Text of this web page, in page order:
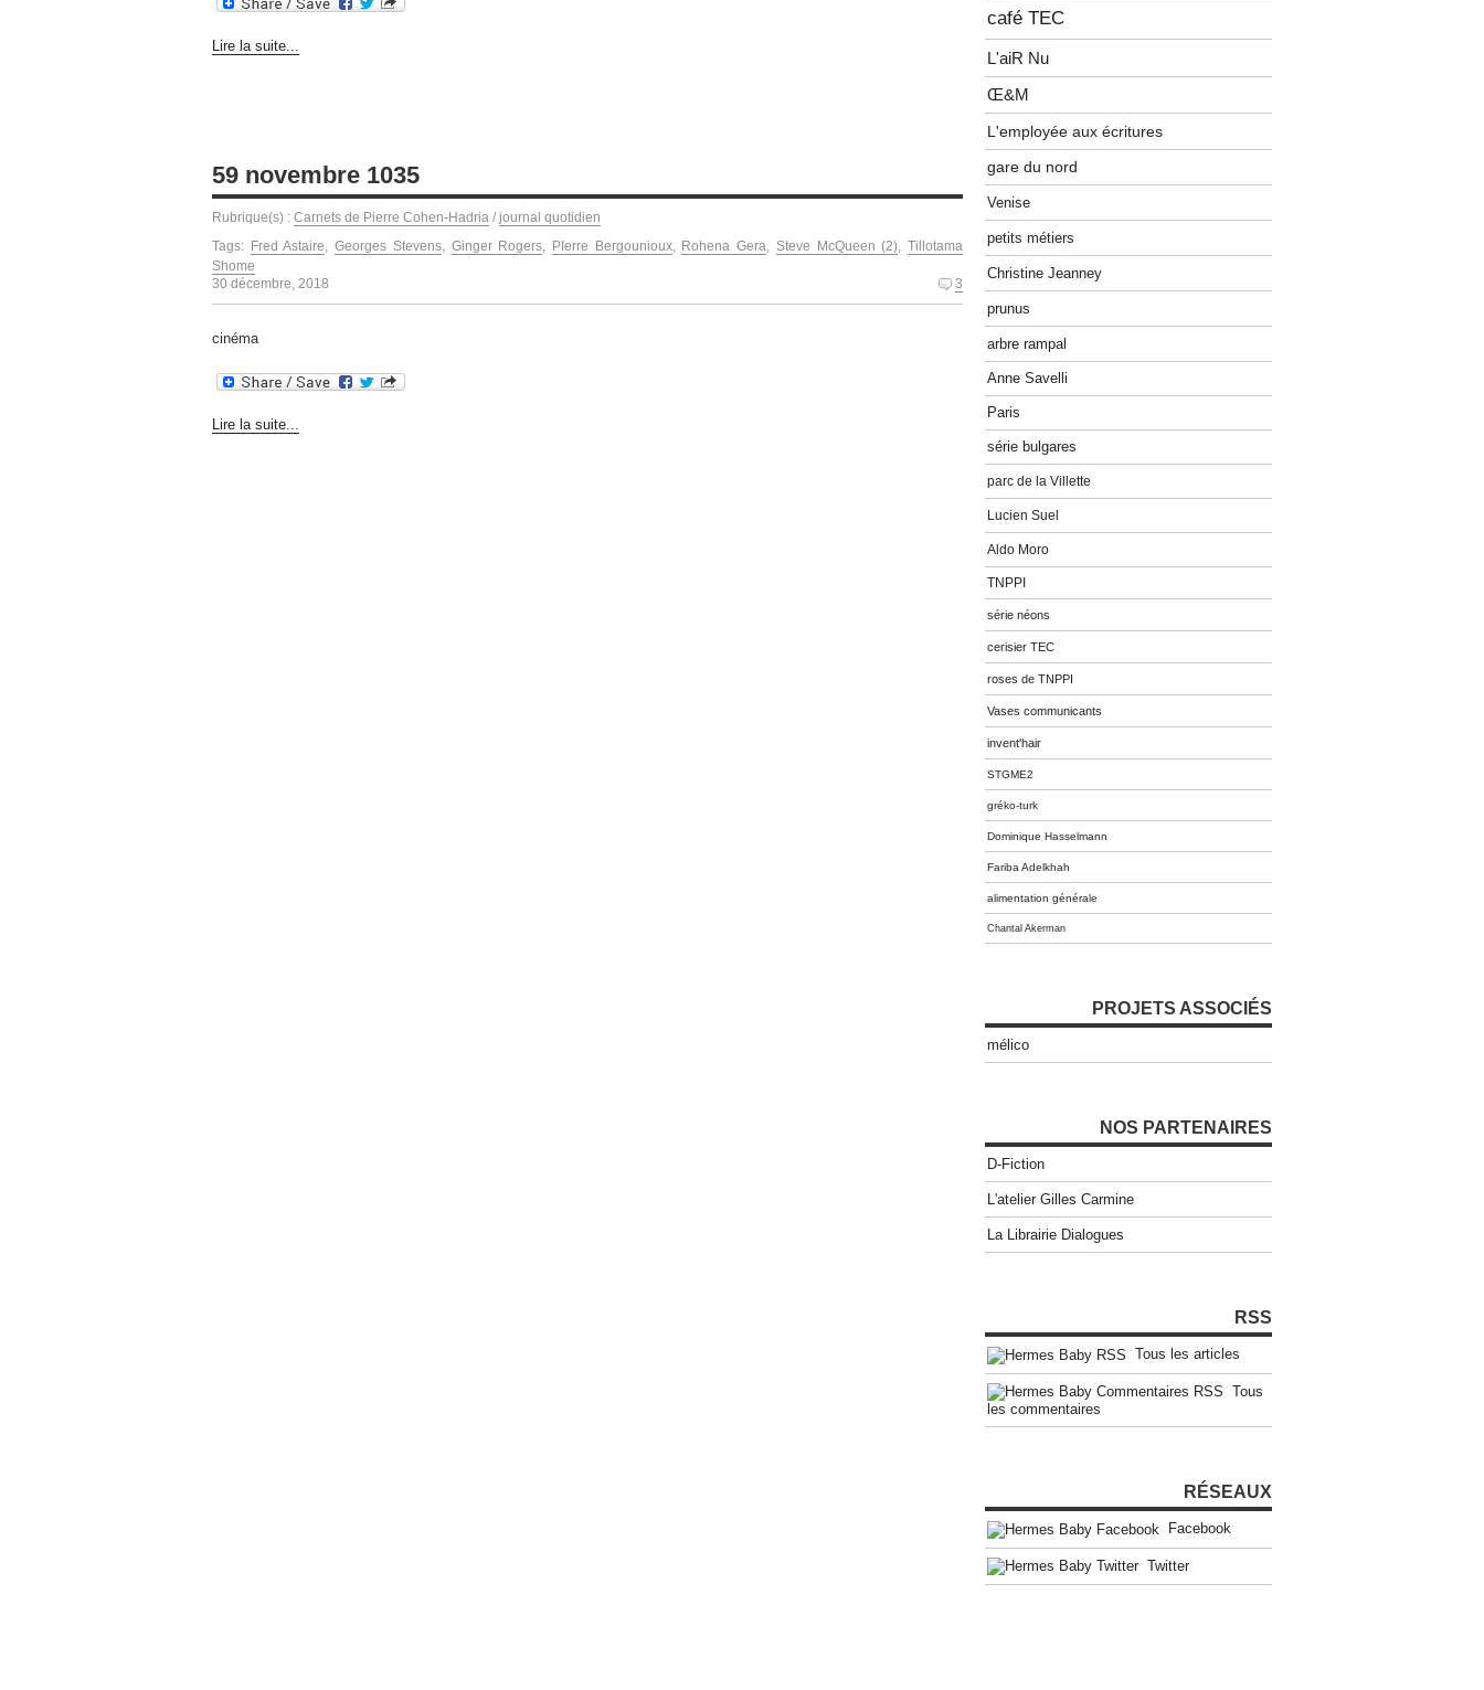
Lire la suite...
59 novembre 1035
Rubrique(s) : Carnets de Pierre Cohen-Hadria / journal quotidien
Tags: Fred Astaire ,Georges Stevens, Ginger Rogers PIerre Bergounioux, Rohena Gera Steve McQueen (2) ,Tillotama
Shome
30 décembre, 2018
3
cinéma
Lire la suite...
café TEC
L'aiR Nu
Œ&M
L'employée aux écritures
gare du nord
Venise
petits métiers
Christine Jeanney
prunus
arbre rampal
Anne Savelli
Paris
série bulgares
parc de la Villette
Lucien Suel
Aldo Moro
TNPPI
série néons
cerisier TEC
roses de TNPPI
Vases communicants
invent'hair
STGME2
gréko-turk
Dominique Hasselmann
Fariba Adelkhah
alimentation générale
Chantal Akerman
PROJETS ASSOCIÉS
mélico
NOS PARTENAIRES
D-Fiction
L'atelier Gilles Carmine
La Librairie Dialogues
RSS
Tous les articles
Tous
les commentaires
RÉSEAUX
Facebook
Twitter